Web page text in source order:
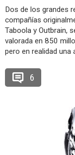
Dos de los grandes
compañías
Taboola y Outbrain,
valorada en 850
pero en realidad una
6